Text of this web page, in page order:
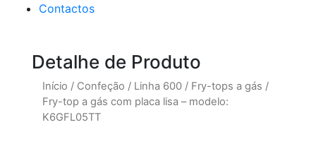
Contactos
Detalhe de Produto
Início / Confeção / Linha 600 / Fry-tops a gás /
Fry-top a gás com placa lisa – modelo:
K6GFL05TT